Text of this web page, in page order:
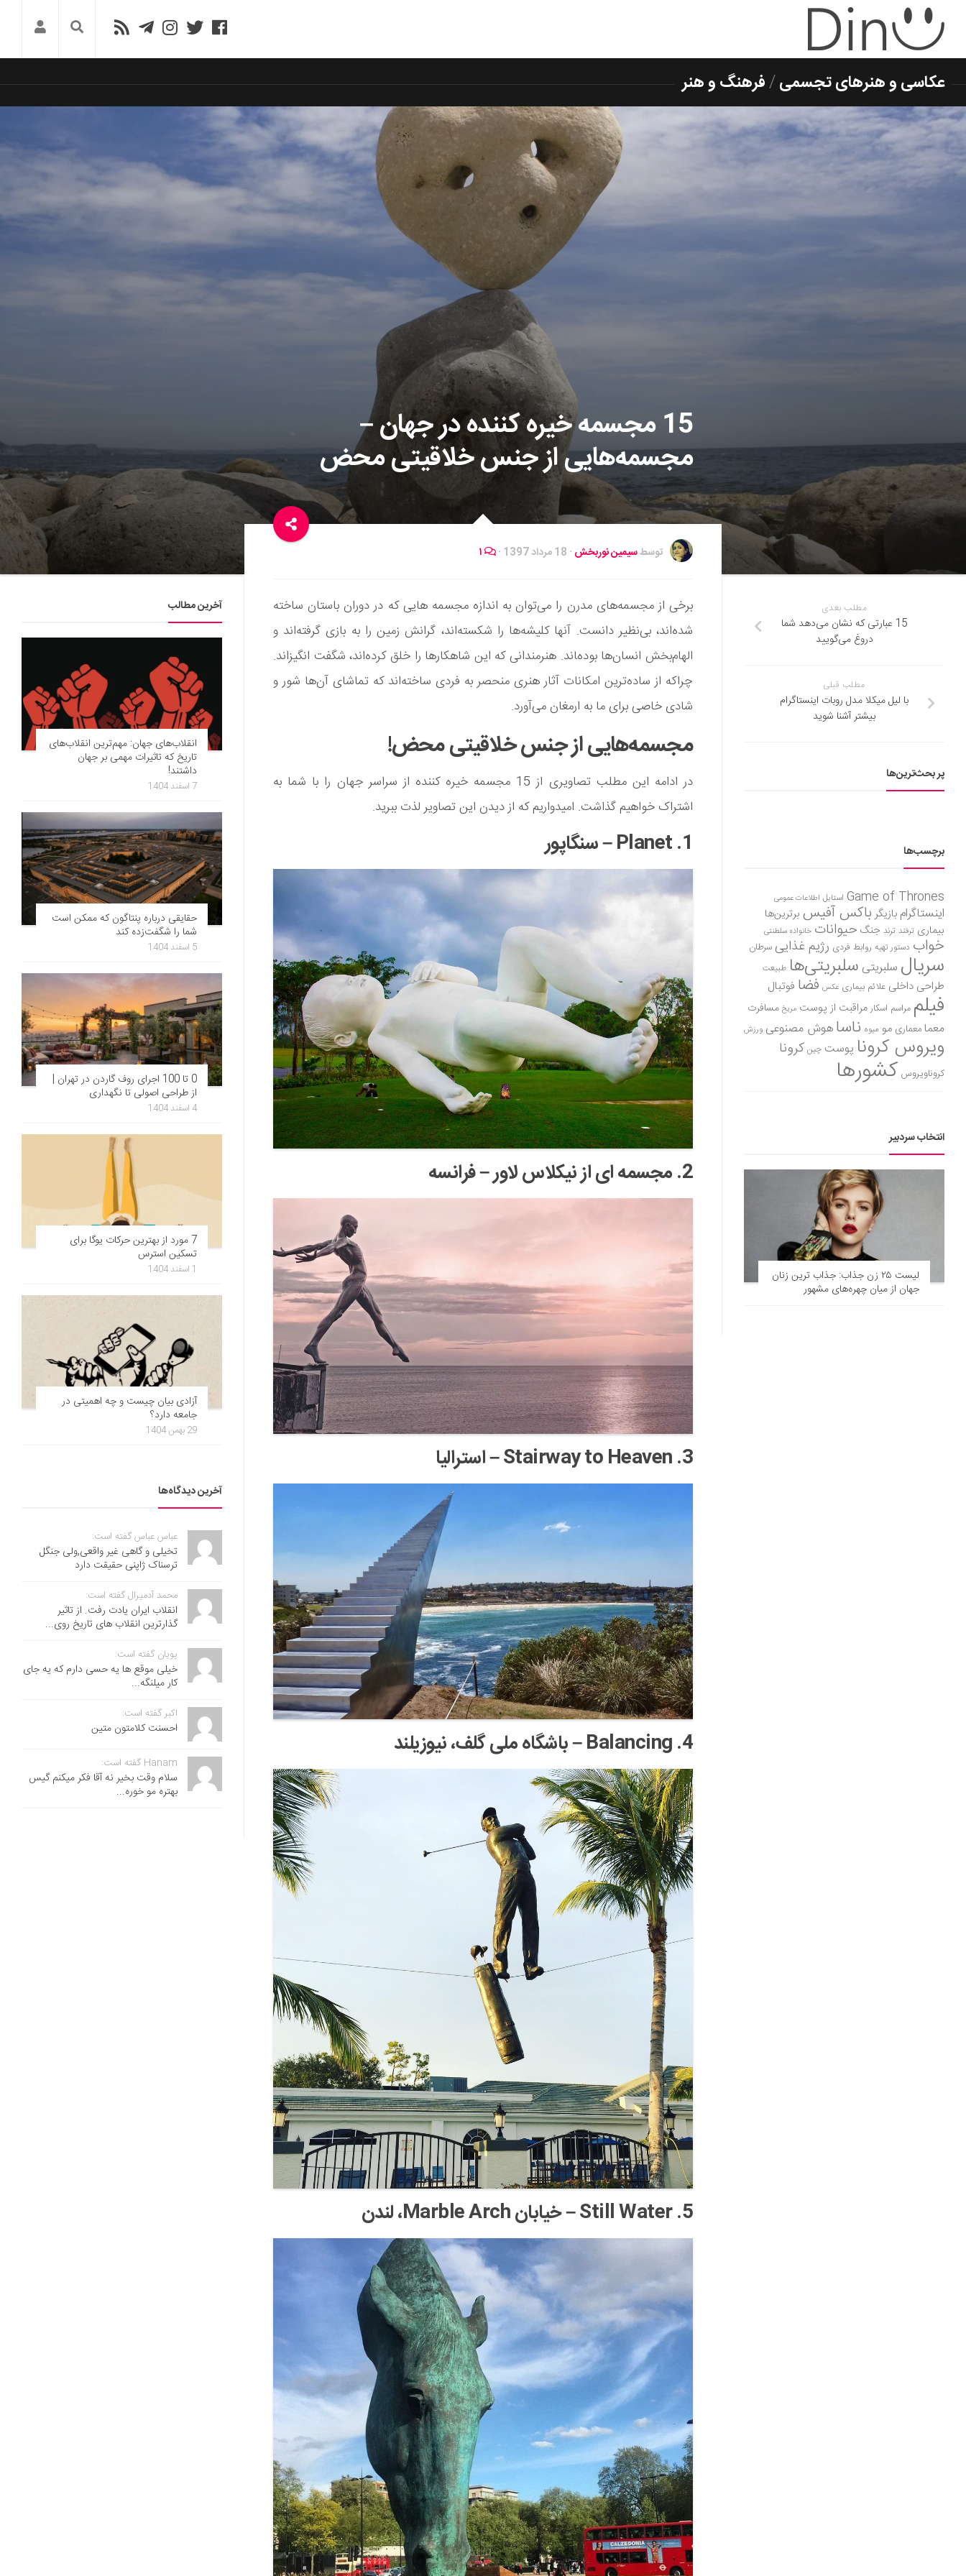
عکاسی و هنرهای تجسمی/فرهنگ و هنر
15 مجسمه خیره کننده در جهان –
مجسمه‌هایی از جنس خلاقیتی محض
توسطسیمین نوربخش · 18 مرداد 1397 ·
برخی از مجسمه‌های مدرن را می‌توان به اندازه مجسمه هایی که در دوران باستان ساخته
شده‌اند، بی‌نظیر دانست. آنها کلیشه‌ها را شکسته‌اند، گرانش زمین را به بازی گرفته‌اند و
الهام‌بخش انسان‌ها بوده‌‍اند. هنرمندانی که این شاهکارها را خلق کرده‌اند، شگفت انگیزاند.
چرا‌که از ساده‌ترین امکانات آثار هنری منحصر به فردی ساخته‌اند که تماشای آن‌ها شور و
شادی خاصی برای ما به ارمغان می‌آورد.
مجسمه‌هایی از جنس خلاقیتی محض!
در ادامه این مطلب تصاویری از 15 مجسمه خیره کننده از سراسر جهان را با شما به
اشتراک خواهیم گذاشت. امیدواریم که از دیدن این تصاویر لذت ببرید.
1. Planet – سنگاپور
2. مجسمه ای از نیکلاس لاور – فرانسه
3. Stairway to Heaven – استرالیا
4. Balancing – باشگاه ملی گلف، نیوزیلند
5. Still Water – خیابان Marble Arch، لندن
مطلب بعدی
15 عبارتی که نشان می‌دهد شما
دروغ می‌گویید
مطلب قبلی
با لیل میکلا مدل روبات اینستاگرام
بیشتر آشنا شوید
پر بحث‌ترین‌ها
برچسب‌ها
Game of Thrones استایل اطلاعات عمومی
اینستاگرام بازیگر باکس آفیس برترین‌ها
بیماری ترفند ترند جنگ حیوانات خانواده سلطنتی
خواب دستور تهیه روابط فردی رژیم غذاییسرطان
سریال سلبریتی سلبریتی‌ها طبیعت
طراحی داخلی علائم بیماری عکس فضا فوتبال
فیلم مراسم اسکارمراقبت از پوست مریخ مسافرت
معمامعماری مو میوه ناساهوش مصنوعی ورزش
ویروس کرونا پوست چین کرونا
کروناویروس کشورها
انتخاب سردبیر
لیست ۲۵ زن جذاب: جذاب ترین زنان
جهان از میان چهره‌های مشهور
آخرین مطالب
انقلاب‌های جهان: مهم‌ترین انقلاب‌های
تاریخ که تاثیرات مهمی بر جهان
داشتند!
7 اسفند 1404
حقایقی درباره پنتاگون که ممکن است
شما را شگفت‌زده کند
5 اسفند 1404
0 تا 100 اجرای روف گاردن در تهران |
از طراحی اصولی تا نگهداری
4 اسفند 1404
7 مورد از بهترین حرکات یوگا برای
تسکین استرس
1 اسفند 1404
آزادی بیان چیست و چه اهمیتی در
جامعه دارد؟
29 بهمن 1404
آخرین دیدگاه‌ها
عباس عباس گفته است:
تخیلی و گاهی غیر واقعی,ولی جنگل
ترسناک ژاپنی حقیقت دارد
محمد آدمیرال گفته است:
انقلاب ایران یادت رفت. از تاثیر
گذارترین انقلاب های تاریخ روی...
پویان گفته است:
خیلی موقع ها یه حسی دارم که یه جای
کار میلنگه...
اکبر گفته است:
احسنت ‌کلامتون متین
Hanam گفته است:
سلام وقت بخیر نه آقا فکر میکنم گیس
بهتره مو خوره...